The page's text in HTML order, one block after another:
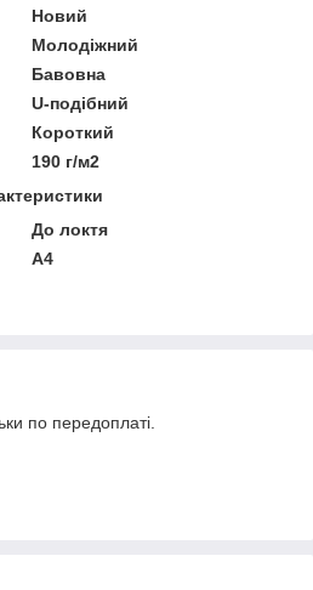
Новий
Молодіжний
Бавовна
U-подібний
Короткий
190 г/м2
До локтя
А4
по передоплаті.